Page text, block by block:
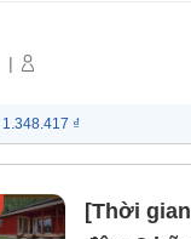
|
1.348.417 ₫
[Thời